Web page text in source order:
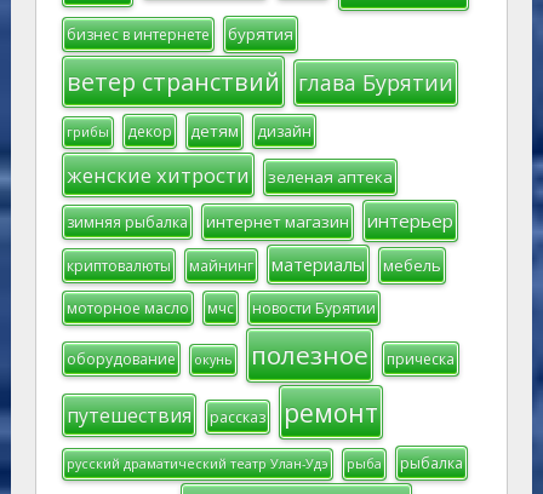
бизнес в интернете бурятия
ветер странствий глава Бурятии
грибы декор детям дизайн
женские хитрости зеленая аптека
зимняя рыбалка интернет магазин интерьер
криптовалюты майнинг материалы мебель
моторное масло мчс новости Бурятии
оборудование окунь полезное прическа
путешествия рассказ ремонт
русский драматический театр Улан-Удэ рыба рыбалка